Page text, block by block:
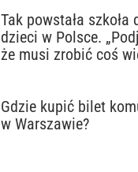
Tak powstała
dzieci w Polsce.
że musi zrobić coś
Gdzie kupić bilet
w Warszawie?